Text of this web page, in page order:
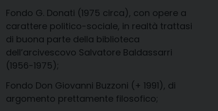
Fondo G. Donati (1975 circa), con opere a
carattere politico-sociale, in realtà trattasi
di buona parte della biblioteca
dell’arcivescovo Salvatore Baldassarri
(1956-1975);
Fondo Don Giovanni Buzzoni (+ 1991), di
argomento prettamente filosofico;